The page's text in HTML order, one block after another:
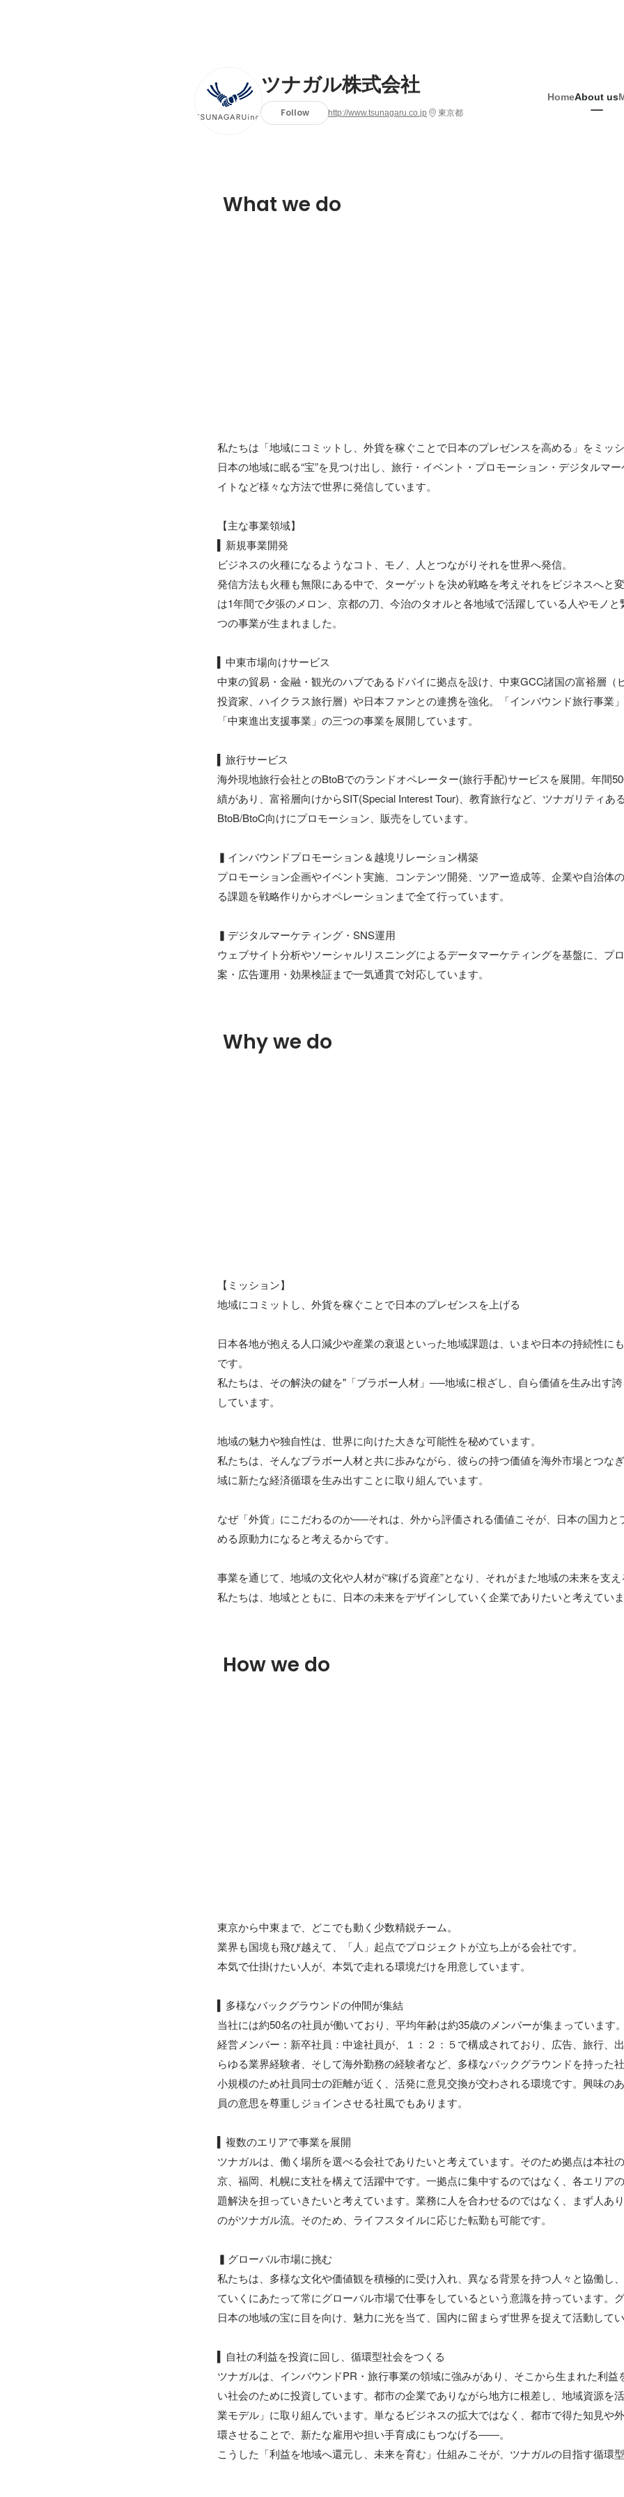
ツナガル株式会社
Follow http://www.tsunagaru.co.jp 東京都
HomeAbout us
What we do
私たちは「地域にコミットし、外貨を稼ぐことで日本のプレゼンスを高める」をミッシ
日本の地域に眠る“宝”を見つけ出し、旅行・イベント・プロモーション・デジタルマ
イトなど様々な方法で世界に発信しています。
【主な事業領域】
▍新規事業開発
ビジネスの火種になるようなコト、モノ、人とつながりそれを世界へ発信。
発信方法も火種も無限にある中で、ターゲットを決め戦略を考えそれをビジネスへと
は1年間で夕張のメロン、京都の刀、今治のタオルと各地域で活躍している人やモノ
つの事業が生まれました。
▍中東市場向けサービス
中東の貿易・金融・観光のハブであるドバイに拠点を設け、中東GCC諸国の富裕層（
投資家、ハイクラス旅行層）や日本ファンとの連携を強化。「インバウンド旅行事業」
「中東進出支援事業」の三つの事業を展開しています。
▍旅行サービス
海外現地旅行会社とのBtoBでのランドオペレーター(旅行手配)サービスを展開。年間
績があり、富裕層向けからSIT(Special Interest Tour)、教育旅行など、ツナガリティあ
BtoB/BtoC向けにプロモーション、販売をしています。
▍インバウンドプロモーション＆越境リレーション構築
プロモーション企画やイベント実施、コンテンツ開発、ツアー造成等、企業や自治体
る課題を戦略作りからオペレーションまで全て行っています。
▍デジタルマーケティング・SNS運用
ウェブサイト分析やソーシャルリスニングによるデータマーケティングを基盤に、プ
案・広告運用・効果検証まで一気通貫で対応しています。
Why we do
【ミッション】
地域にコミットし、外貨を稼ぐことで日本のプレゼンスを上げる
日本各地が抱える人口減少や産業の衰退といった地域課題は、いまや日本の持続性に
です。
私たちは、その解決の鍵を"「ブラボー人材」──地域に根ざし、自ら価値を生み出す
しています。
地域の魅力や独自性は、世界に向けた大きな可能性を秘めています。
私たちは、そんなブラボー人材と共に歩みながら、彼らの持つ価値を海外市場とつな
域に新たな経済循環を生み出すことに取り組んでいます。
なぜ「外貨」にこだわるのか──それは、外から評価される価値こそが、日本の国力と
める原動力になると考えるからです。
事業を通じて、地域の文化や人材が“稼げる資産”となり、それがまた地域の未来を支え
私たちは、地域とともに、日本の未来をデザインしていく企業でありたいと考えていま
How we do
東京から中東まで、どこでも動く少数精鋭チーム。
業界も国境も飛び越えて、「人」起点でプロジェクトが立ち上がる会社です。
本気で仕掛けたい人が、本気で走れる環境だけを用意しています。
▍多様なバックグラウンドの仲間が集結
当社には約50名の社員が働いており、平均年齢は約35歳のメンバーが集まっています。
経営メンバー：新卒社員：中途社員が、１：２：５で構成されており、広告、旅行、
らゆる業界経験者、そして海外勤務の経験者など、多様なバックグラウンドを持った社
小規模のため社員同士の距離が近く、活発に意見交換が交わされる環境です。興味の
員の意思を尊重しジョインさせる社風でもあります。
▍複数のエリアで事業を展開
ツナガルは、働く場所を選べる会社でありたいと考えています。そのため拠点は本社
京、福岡、札幌に支社を構えて活躍中です。一拠点に集中するのではなく、各エリア
題解決を担っていきたいと考えています。業務に人を合わせるのではなく、まず人あ
のがツナガル流。そのため、ライフスタイルに応じた転勤も可能です。
▍グローバル市場に挑む
私たちは、多様な文化や価値観を積極的に受け入れ、異なる背景を持つ人々と協働し
ていくにあたって常にグローバル市場で仕事をしているという意識を持っています。
日本の地域の宝に目を向け、魅力に光を当て、国内に留まらず世界を捉えて活動してい
▍自社の利益を投資に回し、循環型社会をつくる
ツナガルは、インバウンドPR・旅行事業の領域に強みがあり、そこから生まれた利益
い社会のために投資しています。都市の企業でありながら地方に根差し、地域資源を
業モデル」に取り組んでいます。単なるビジネスの拡大ではなく、都市で得た知見や
環させることで、新たな雇用や担い手育成にもつなげる――。
こうした「利益を地域へ還元し、未来を育む」仕組みこそが、ツナガルの目指す循環型